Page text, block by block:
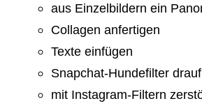
aus Einzelbildern ein
Collagen anfertigen
Texte einfügen
Snapchat-Hundefilter
mit Instagram-Filtern